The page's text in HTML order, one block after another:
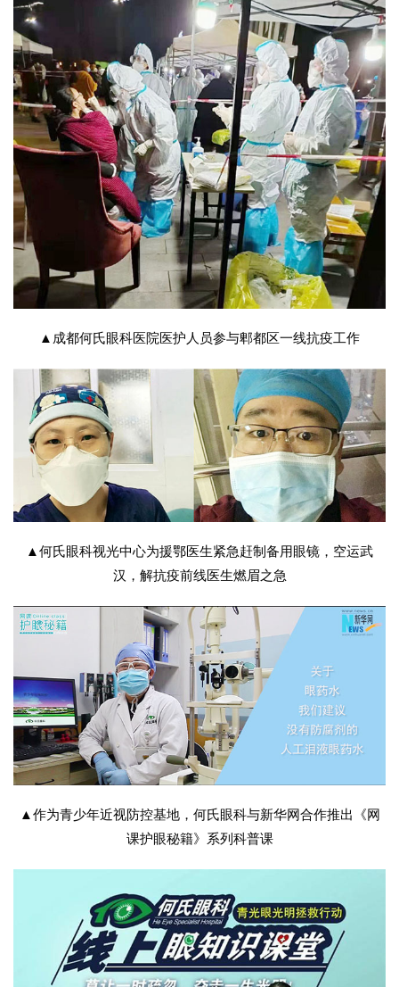
▲成都何氏眼科医院医护人员参与郫都区一线抗疫工作
▲何氏眼科视光中心为援鄂医生紧急赶制备用眼镜，空运武
汉，解抗疫前线医生燃眉之急
▲作为青少年近视防控基地，何氏眼科与新华网合作推出《网
课护眼秘籍》系列科普课